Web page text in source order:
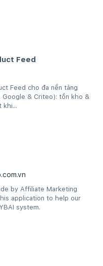
Feed
Feed cho đa nền tảng
Google & Criteo): tồn kho &
khi...
by Affiliate Marketing
application to help our
system.